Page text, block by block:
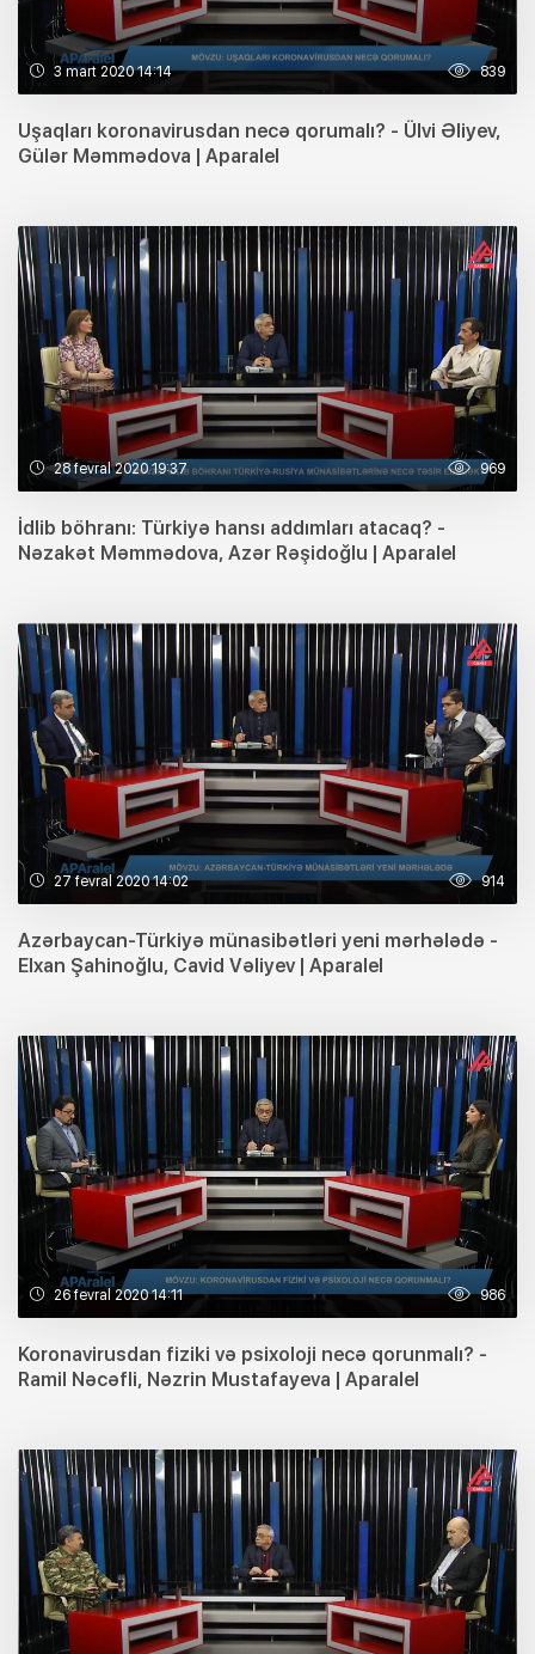
3 mart 2020 14:14 839
Uşaqları koronavirusdan necə qorumalı? - Ülvi Əliyev,
Gülər Məmmədova | Aparalel
28 fevral 2020 19:37 969
İdlib böhranı: Türkiyə hansı addımları atacaq? -
Nəzakət Məmmədova, Azər Rəşidoğlu | Aparalel
27 fevral 2020 14:02 914
Azərbaycan-Türkiyə münasibətləri yeni mərhələdə -
Elxan Şahinoğlu, Cavid Vəliyev | Aparalel
26 fevral 2020 14:11 986
Koronavirusdan fiziki və psixoloji necə qorunmalı? -
Ramil Nəcəfli, Nəzrin Mustafayeva | Aparalel